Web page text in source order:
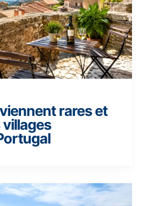
rares et